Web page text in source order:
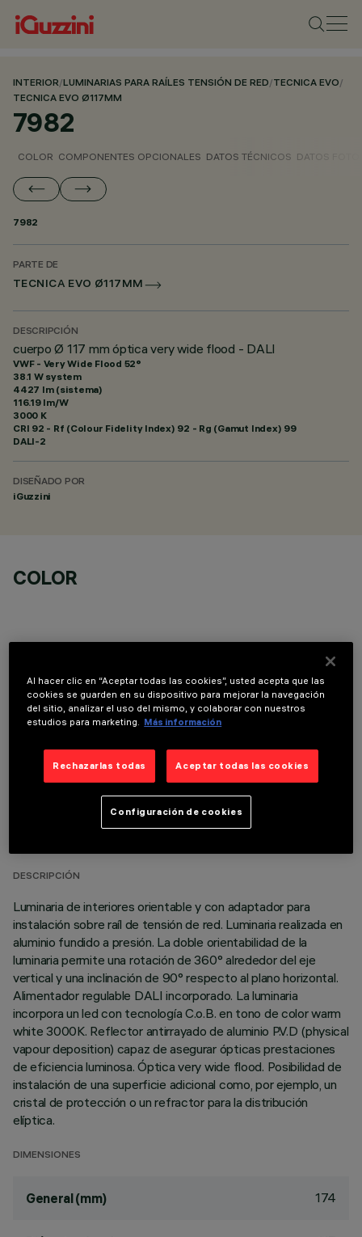
INTERIOR/LUMINARIAS PARA RAÍLES TENSIÓN DE RED/TECNICA EVO/
TECNICA EVO Ø117MM
7982
COLOR COMPONENTES OPCIONALES DATOS TÉCNICOS DATOS
7982
PARTE DE
TECNICA EVO Ø117MM
DESCRIPCIÓN
cuerpo Ø 117 mm óptica very wide flood - DALI
VWF - Very Wide Flood 52°
38.1 W system
4427 lm (sistema)
116.19 lm/W
3000 K
CRI 92 - Rf (Colour Fidelity Index) 92 - Rg (Gamut Index) 99
DALI-2
DISEÑADO POR
iGuzzini
COLOR
COMPONENTES OPCIONALES
DATOS TÉCNICOS
DESCRIPCIÓN
Luminaria de interiores orientable y con adaptador para
instalación sobre raíl de tensión de red. Luminaria realizada en
aluminio fundido a presión. La doble orientabilidad de la
luminaria permite una rotación de 360° alrededor del eje
vertical y una inclinación de 90° respecto al plano horizontal.
Alimentador regulable DALI incorporado. La luminaria
incorpora un led con tecnología C.o.B. en tono de color warm
white 3000K. Reflector antirrayado de aluminio P.V.D (physical
vapour deposition) capaz de asegurar ópticas prestaciones
de eficiencia luminosa. Óptica very wide flood. Posibilidad de
instalación de una superficie adicional como, por ejemplo, un
cristal de protección o un refractor para la distribución
elíptica.
DIMENSIONES
General (mm) 174
Al hacer clic en “Aceptar todas las cookies”, usted acepta que las
cookies se guarden en su dispositivo para mejorar la navegación
del sitio, analizar el uso del mismo, y colaborar con nuestros
estudios para marketing. Más información
Rechazarlas todas Aceptar todas las cookies
Configuración de cookies